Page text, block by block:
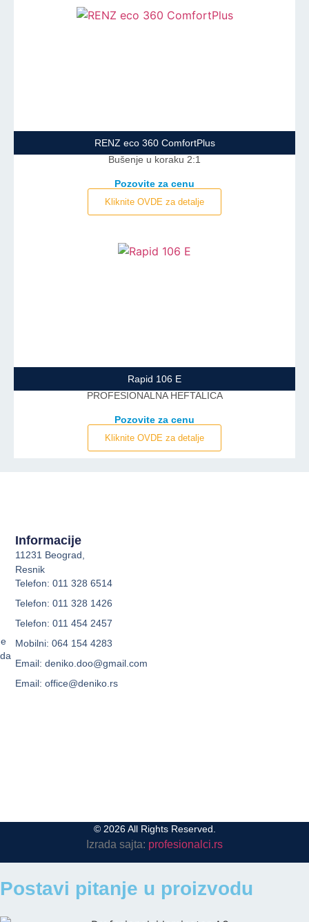
RENZ eco 360 ComfortPlus
Bušenje u koraku 2:1
Pozovite za cenu
Kliknite OVDE za detalje
Rapid 106 E
PROFESIONALNA HEFTALICA
Pozovite za cenu
Kliknite OVDE za detalje
Informacije
11231 Beograd,
Resnik
Telefon: 011 328 6514
Telefon: 011 328 1426
Telefon: 011 454 2457
Mobilni: 064 154 4283
Email: deniko.doo@gmail.com
Email: office@deniko.rs
© 2026 All Rights Reserved.
Izrada sajta: profesionalci.rs
Postavi pitanje u proizvodu